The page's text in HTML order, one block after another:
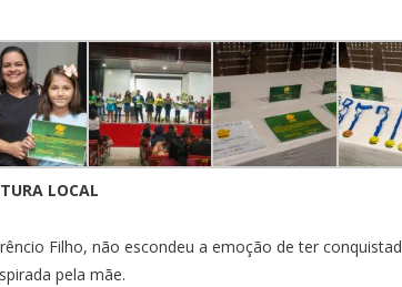
LOCAL
Filho, não escondeu a emoção de ter
pela mãe.